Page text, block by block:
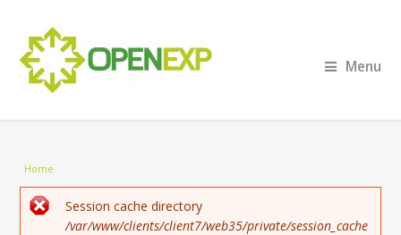
Menu
You are here
Home
Error message
Session cache directory
/var/www/clients/client7/web35/private/session_cache